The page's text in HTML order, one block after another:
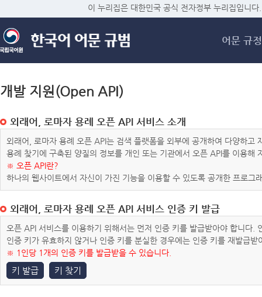
메
이 누리집은 대한민국 공식 전자정부 누리집입니다.
어문 규정
개발 지원(Open API)
외래어, 로마자 용례 오픈 API 서비스 소개
외래어, 로마자 용례 오픈 API는 검색 플랫폼을 외부에 공개하여 다양하
용례 찾기에 구축된 양질의 정보를 개인 또는 기관에서 오픈 API를 이용해
※ 오픈 API란?
하나의 웹사이트에서 자신이 가진 기능을 이용할 수 있도록 공개한 프로그
외래어, 로마자 용례 오픈 API 서비스 인증 키 발급
오픈 API 서비스를 이용하기 위해서는 먼저 인증 키를 발급받아야 합니다
인증 키가 유효하지 않거나 인증 키를 분실한 경우에는 인증 키를 재발급받
※ 1인당 1개의 인증 키를 발급받을 수 있습니다.
키 발급 키 찾기